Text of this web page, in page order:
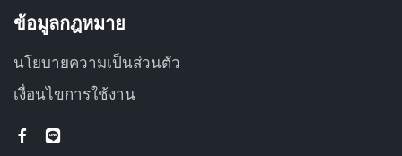
ข้อมูลกฎหมาย
นโยบายความเป็นส่วนตัว
เงื่อนไขการใช้งาน